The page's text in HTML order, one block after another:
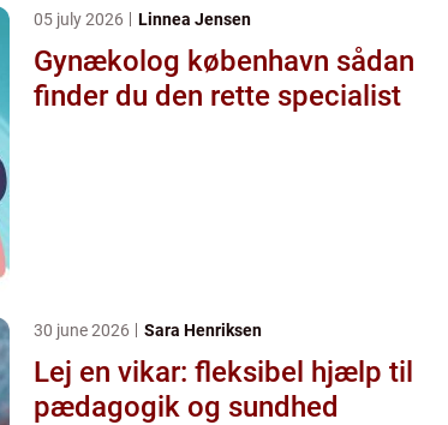
05 july 2026 Linnea Jensen
Gynækolog københavn sådan
finder du den rette specialist
30 june 2026 Sara Henriksen
Lej en vikar: fleksibel hjælp til
pædagogik og sundhed